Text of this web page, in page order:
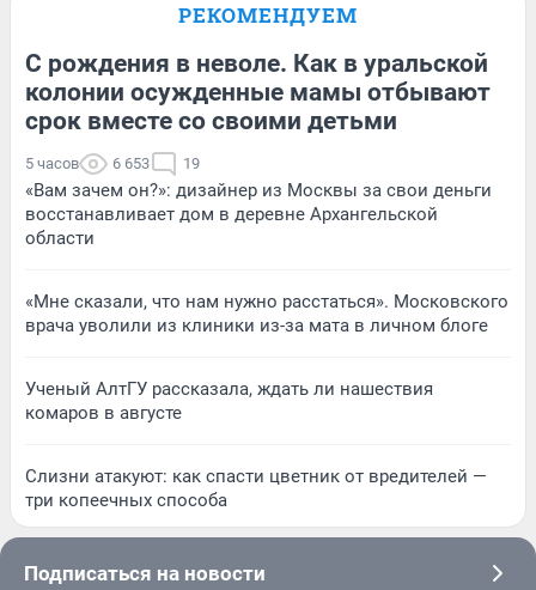
РЕКОМЕНДУЕМ
С рождения в неволе. Как в уральской
колонии осужденные мамы отбывают
срок вместе со своими детьми
5 часов 6 653 19
«Вам зачем он?»: дизайнер из Москвы за свои деньги
восстанавливает дом в деревне Архангельской
области
«Мне сказали, что нам нужно расстаться». Московского
врача уволили из клиники из-за мата в личном блоге
Ученый АлтГУ рассказала, ждать ли нашествия
комаров в августе
Слизни атакуют: как спасти цветник от вредителей —
три копеечных способа
Подписаться на новости